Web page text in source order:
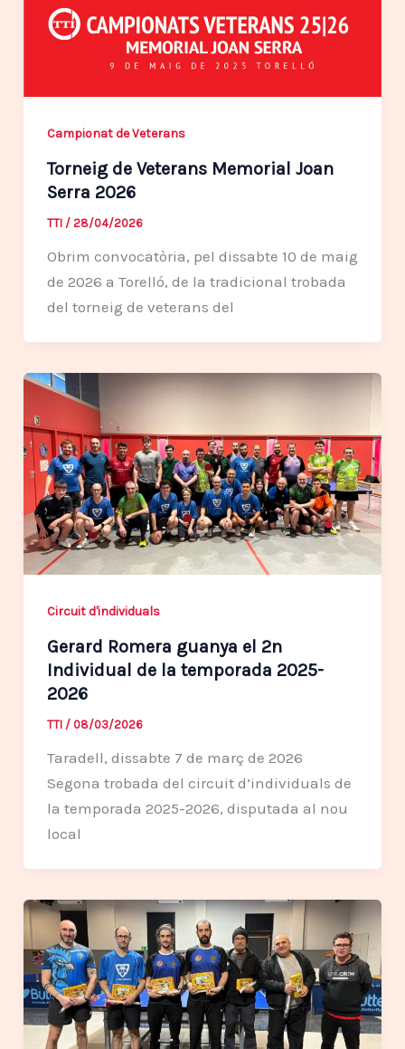
Campionat de Veterans
Torneig de Veterans Memorial Joan
Serra 2026
TTI / 28/04/2026
Obrim convocatòria, pel dissabte 10 de maig
de 2026 a Torelló, de la tradicional trobada
del torneig de veterans del
Circuit d'individuals
Gerard Romera guanya el 2n
Individual de la temporada 2025-
2026
TTI / 08/03/2026
Taradell, dissabte 7 de març de 2026
Segona trobada del circuit d’individuals de
la temporada 2025-2026, disputada al nou
local